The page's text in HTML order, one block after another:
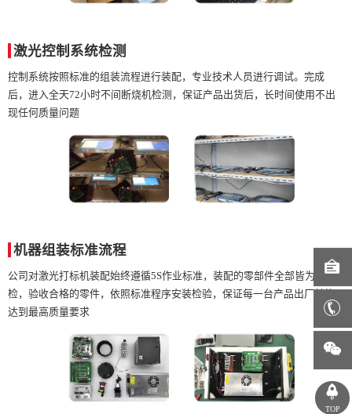
激光控制系统检测
控制系统按照标准的组装流程进行装配，专业技术人员进行调试。完成
后，进入全天72小时不间断烧机检测，保证产品出货后，长时间使用不出
现任何质量问题
机器组装标准流程
公司对激光打标机装配始终遵循5S作业标准，装配的零部件全部皆为质
检，验收合格的零件，依照标准程序安装检验，保证每一台产品出厂前能
达到最高质量要求
TOP